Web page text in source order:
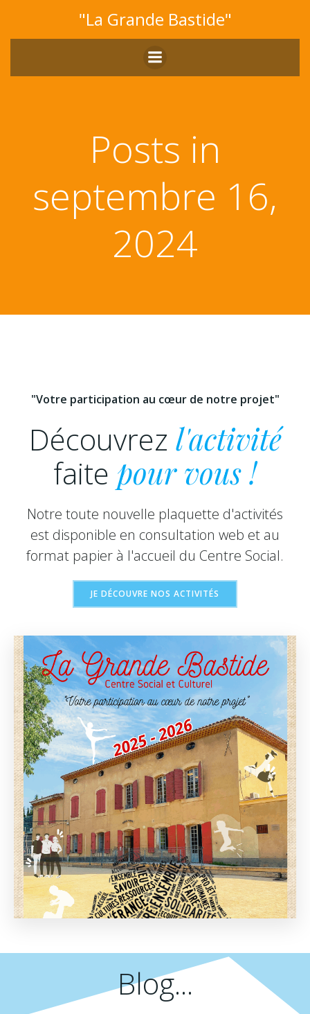
au
contenu
"La Grande Bastide"
Posts in
septembre 16,
2024
"Votre participation au cœur de notre projet"
Découvrez l'activité
faite pour vous !
Notre toute nouvelle plaquette d'activités
est disponible en consultation web et au
format papier à l'accueil du Centre Social.
JE DÉCOUVRE NOS ACTIVITÉS
Blog...